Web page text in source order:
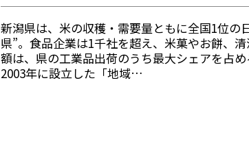
新潟県は、米の収穫・需要量ともに全国1位の
県”。食品企業は1千社を超え、米菓やお餅、
額は、県の工業品出荷のうち最大シェアを占
2003年に設立した「地域…